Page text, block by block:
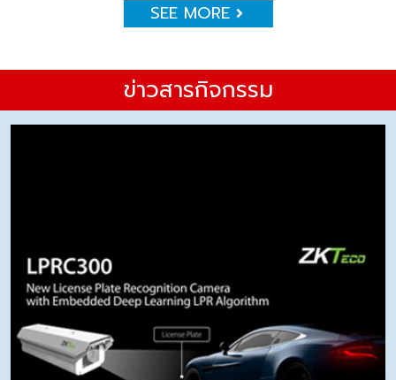
SEE MORE
ข่าวสารกิจกรรม